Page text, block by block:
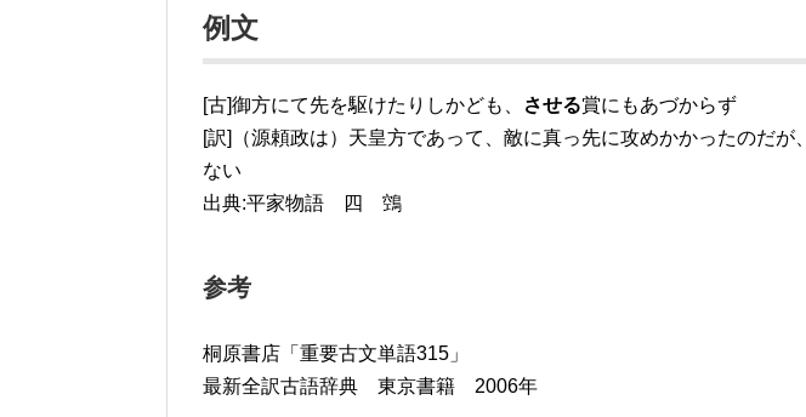
例文
[古]御方にて先を駆けたりしかども、 させる賞にもあづからず
[訳]（源頼政は）天皇方であって、敵に真っ先に攻めかかったのだが、
ない
出典:平家物語 四 鵼
参考
桐原書店「重要古文単語315」
最新全訳古語辞典 東京書籍 2006年